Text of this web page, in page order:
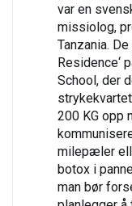
var en
missiolog,
Tanzania.
Residence‘
School, der
200 KG opp
milepæler
botox i
man bør